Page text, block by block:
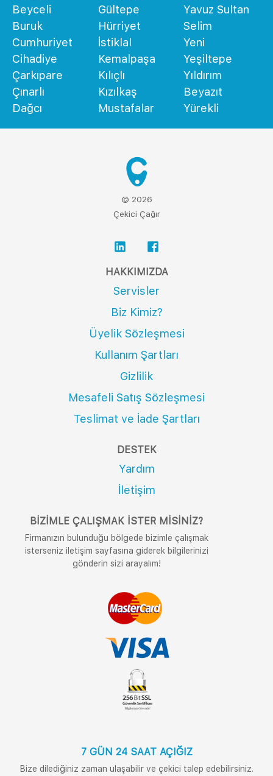
Beyceli
Buruk
Cumhuriyet
Cihadiye
Çarkıpare
Çınarlı
Dağcı
Gültepe
Hürriyet
İstiklal
Kemalpaşa
Kılıçlı
Kızılkaş
Mustafalar
Yavuz Sultan
Selim
Yeni
Yeşiltepe
Yıldırım
Beyazıt
Yürekli
© 2026
Çekici Çağır
HAKKIMIZDA
Servisler
Biz Kimiz?
Üyelik Sözleşmesi
Kullanım Şartları
Gizlilik
Mesafeli Satış Sözleşmesi
Teslimat ve İade Şartları
DESTEK
Yardım
İletişim
BIZIMLE ÇALIŞMAK İSTER MISINIZ?
Firmanızın bulunduğu bölgede bizimle çalışmak
isterseniz iletişim sayfasına giderek bilgilerinizi
gönderin sizi arayalım!
7 GÜN 24 SAAT AÇIĞIZ
Bize dilediğiniz zaman ulaşabilir ve çekici talep edebilirsiniz.